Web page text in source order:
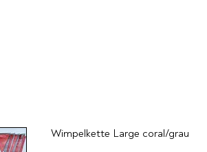
Wimpelkette Large coral/grau